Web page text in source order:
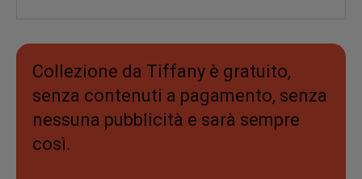
Collezione da Tiffany è gratuito,
senza contenuti a pagamento, senza
nessuna pubblicità e sarà sempre
così.